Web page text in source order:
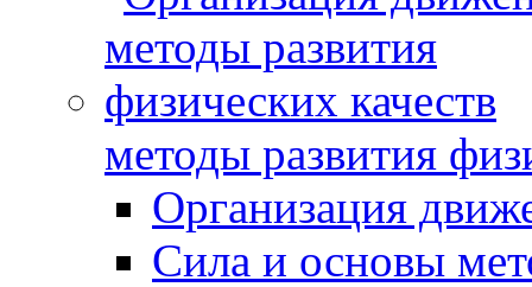
методы развития
Организация
Сила и основы